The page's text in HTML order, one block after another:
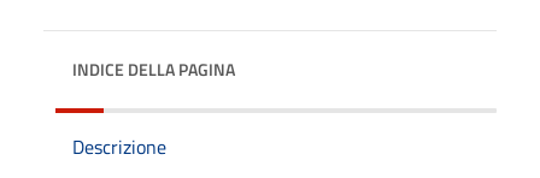
INDICE DELLA PAGINA
Descrizione